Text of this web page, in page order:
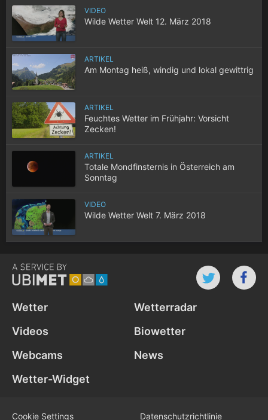
VIDEO
Wilde Wetter Welt 12. März 2018
ARTIKEL
Am Montag heiß, windig und lokal gewittrig
ARTIKEL
Feuchtes Wetter im Frühjahr: Vorsicht
Zecken!
ARTIKEL
Totale Mondfinsternis in Österreich am
Sonntag
VIDEO
Wilde Wetter Welt 7. März 2018
Wetter
Wetterradar
Videos
Biowetter
Webcams
News
Wetter-Widget
Cookie Settings Datenschutz­richtlinie